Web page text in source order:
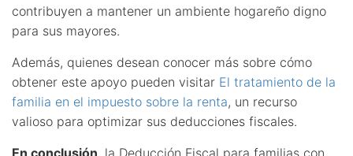
contribuyen a mantener un ambiente hogareño digno
para sus mayores.
Además, quienes desean conocer más sobre cómo
obtener este apoyo pueden visitar El tratamiento de la
familia en el impuesto sobre la renta, un recurso
valioso para optimizar sus deducciones fiscales.
En conclusión, la Deducción Fiscal para familias con